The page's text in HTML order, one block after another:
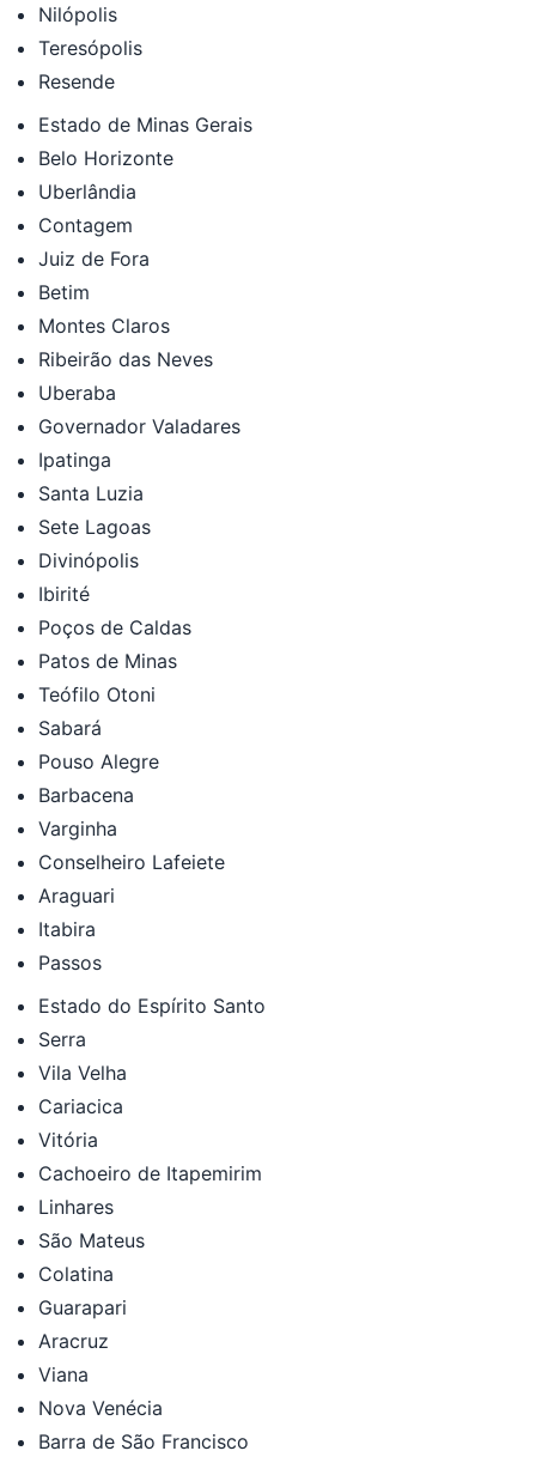
Nilópolis
Teresópolis
Resende
Estado de Minas Gerais
Belo Horizonte
Uberlândia
Contagem
Juiz de Fora
Betim
Montes Claros
Ribeirão das Neves
Uberaba
Governador Valadares
Ipatinga
Santa Luzia
Sete Lagoas
Divinópolis
Ibirité
Poços de Caldas
Patos de Minas
Teófilo Otoni
Sabará
Pouso Alegre
Barbacena
Varginha
Conselheiro Lafeiete
Araguari
Itabira
Passos
Estado do Espírito Santo
Serra
Vila Velha
Cariacica
Vitória
Cachoeiro de Itapemirim
Linhares
São Mateus
Colatina
Guarapari
Aracruz
Viana
Nova Venécia
Barra de São Francisco